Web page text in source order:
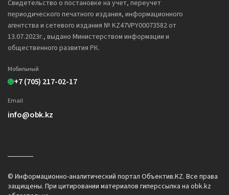
Свидетельство о постановке на учет, переучет
периодического печатного издания, информационного
агентства и сетевого издания № KZ47VPY00073582 от
13.07.2023г., выдано Министерством информации и
общественного развития РК.
Мобильный
+7 (705) 217-02-17
Email
info@obk.kz
© Информационно-аналитический портал Объектив.KZ. Все права
защищены. При цитировании материалов гиперссылка на obk.kz